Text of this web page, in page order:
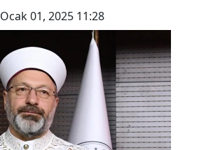
Ocak 01, 2025 11:28